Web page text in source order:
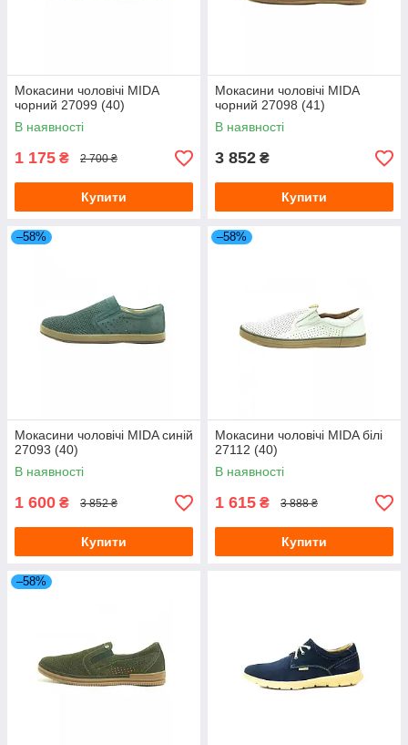
Мокасини чоловічі MIDA
чорний 27099 (40)
В наявності
1 175 ₴ 2 700 ₴
Купити
Мокасини чоловічі MIDA
чорний 27098 (41)
В наявності
3 852 ₴
Купити
–58%
Мокасини чоловічі MIDA синій
27093 (40)
В наявності
1 600 ₴ 3 852 ₴
Купити
–58%
Мокасини чоловічі MIDA білі
27112 (40)
В наявності
1 615 ₴ 3 888 ₴
Купити
–58%